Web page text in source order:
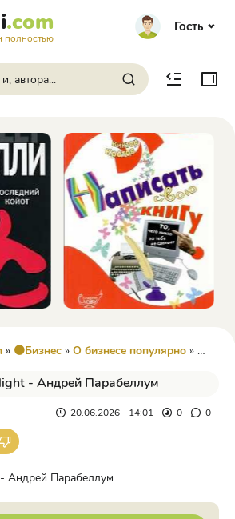
.com
полностью
Гость
» 🟠Бизнес » О бизнесе популярно » Инфобизнес-light - Андрей Парабеллум
- Андрей Парабеллум
20.06.2026 - 14:01 0 0